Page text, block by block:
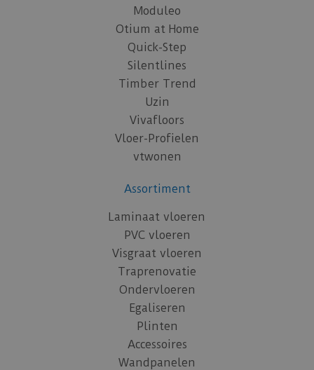
Moduleo
Otium at Home
Quick-Step
Silentlines
Timber Trend
Uzin
Vivafloors
Vloer-Profielen
vtwonen
Assortiment
Laminaat vloeren
PVC vloeren
Visgraat vloeren
Traprenovatie
Ondervloeren
Egaliseren
Plinten
Accessoires
Wandpanelen